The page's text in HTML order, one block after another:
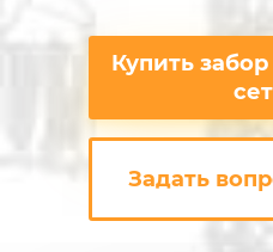
Купить
Задать